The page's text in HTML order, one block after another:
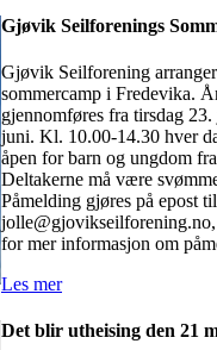
Gjøvik Seilforenings
Gjøvik Seilforening
sommercamp i Fredevika.
gjennomføres fra tirsdag
juni. Kl. 10.00-14.30 hver
åpen for barn og ungdom
Deltakerne må være
Påmelding gjøres på epost til
jolle@gjovikseilforening.no,
for mer informasjon om
Les mer
Det blir utheising den 21